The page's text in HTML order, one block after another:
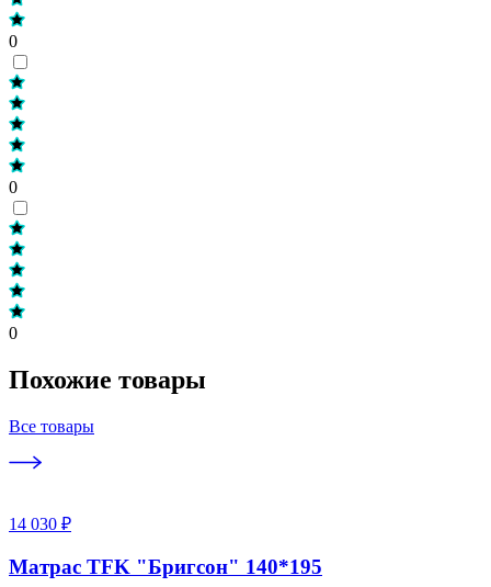
0
0
0
Похожие товары
Все товары
14 030 ₽
Матрас TFK "Бригсон" 140*195